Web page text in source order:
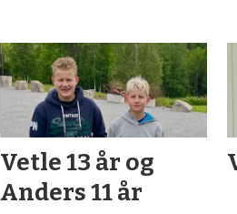
Vetle 13 år og
Anders 11 år